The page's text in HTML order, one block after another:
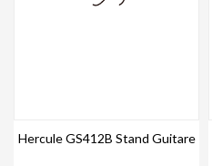
Hercule GS412B Stand Guitare